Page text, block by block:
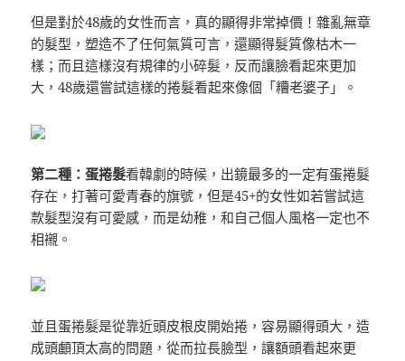
但是對於48歲的女性而言，真的顯得非常掉價！雜亂無章
的髮型，塑造不了任何氣質可言，還顯得髮質像枯木一
樣；而且這樣沒有規律的小碎髮，反而讓臉看起來更加
大，48歲還嘗試這樣的捲髮看起來像個「糟老婆子」。
第二種：蛋捲髮看韓劇的時候，出鏡最多的一定有蛋捲髮
存在，打著可愛青春的旗號，但是45+的女性如若嘗試這
款髮型沒有可愛感，而是幼稚，和自己個人風格一定也不
相襯。
並且蛋捲髮是從靠近頭皮根皮開始捲，容易顯得頭大，造
成頭顱頂太高的問題，從而拉長臉型，讓額頭看起來更